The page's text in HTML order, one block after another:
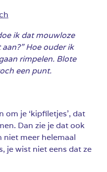
ik dat mouwloze
Hoe ouder ik
rimpelen. Blote
een punt.
om je ‘kipfiletjes’, dat
Dan zie je dat ook
niet meer helemaal
je wist niet eens dat ze